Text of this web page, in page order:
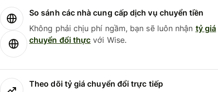
So sánh các nhà cung cấp dịch vụ chuyển tiền
Không phải chịu phí ngầm, bạn sẽ luôn nhận tỷ giá
chuyển đổi thực với Wise.
Theo dõi tỷ giá chuyển đổi trực tiếp